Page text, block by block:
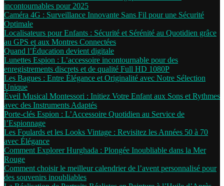
incontournables pour 2025
Caméra 4G : Surveillance Innovante Sans Fil pour une Sécurité
Optimale
Localisateurs pour Enfants : Sécurité et Sérénité au Quotidien grâce
au GPS et aux Montres Connectées
Quand l’Éducation devient digitale
Lunettes Espion : L’accessoire incontournable pour des
enregistrements discrets et de qualité Full HD 1080P
Les Bagues : Entre Élégance et Originalité avec Notre Sélection
Unique
Éveil Musical Montessori : Initiez Votre Enfant aux Sons et Rythmes
avec des Instruments Adaptés
Porte-clés Espion : L’Accessoire Quotidien au Service de
l’Espionnage
Les Foulards et les Looks Vintage : Revisitez les Années 50 à 70
avec Élégance
Comment Explorer Hurghada : Plongée Inoubliable dans la Mer
Rouge
Comment choisir le meilleur calendrier de l’avent personnalisé pour
des souvenirs inoubliables